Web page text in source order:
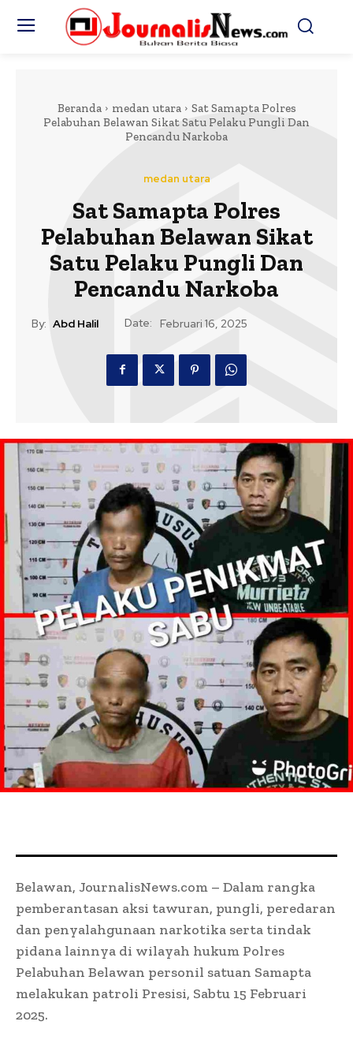
Beranda medan utara
Sat Samapta Polres
Pelabuhan Belawan Sikat Satu Pelaku Pungli Dan
Pencandu Narkoba
medan utara
Sat Samapta Polres
Pelabuhan Belawan Sikat
Satu Pelaku Pungli Dan
Pencandu Narkoba
By: Abd Halil Date: Februari 16, 2025
Belawan, JournalisNews.com – Dalam rangka
pemberantasan aksi tawuran, pungli, peredaran
dan penyalahgunaan narkotika serta tindak
pidana lainnya di wilayah hukum Polres
Pelabuhan Belawan personil satuan Samapta
melakukan patroli Presisi, Sabtu 15 Februari
2025.